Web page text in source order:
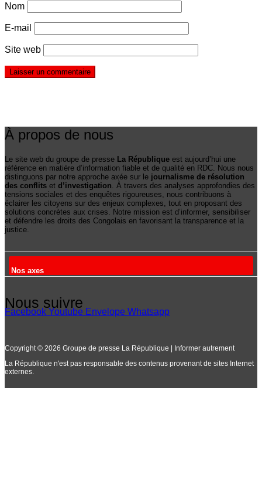
Nom
E-mail
Site web
À propos de nous
Le site web du groupe de presse La République est aujourd’hui une
référence en matière d’information fiable et de qualité en RDC. Nous nous
distinguons par notre approche axée sur le journalisme de résolution
des conflits et d’investigation . À travers des analyses approfondies des
tensions sociales et des enquêtes rigoureuses, nous contribuons à
éclairer les citoyens sur des enjeux complexes, tout en proposant des
solutions concrètes aux crises. Notre mission est d’informer, sensibiliser
et défendre les droits des Congolais en favorisant la transparence et la
justice.
Nos axes
Nous suivre
Facebook Youtube Envelope Whatsapp
Copyright © 2026 Groupe de presse La République | Informer autrement
La République n'est pas responsable des contenus provenant de sites Internet
externes.